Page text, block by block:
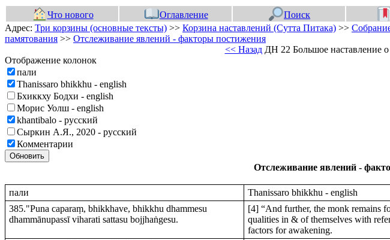
Что нового Оглавление Поиск
Адрес: Три корзины (основные тексты) >> Корзина наставлений (Сутта Питака) >>
памятования >> Отслеживание явлений - факторы постижения
<< НазадДН 22 Большое наставление о
Отображение колонок
пали
Thanissaro bhikkhu - english
Бхиккху Бодхи - english
Морис Уолш - english
khantibalo - русский
Сыркин А.Я., 2020 - русский
Комментарии
Обновить
Отслеживание явлений -
пали Thanissaro bhikkhu - english
385."Puna caparaṃ, bhikkhave, bhikkhu dhammesu
dhammānupassī viharati sattasu bojjhaṅgesu.
[4] “And further, the monk remains
qualities in & of themselves with
factors for awakening.